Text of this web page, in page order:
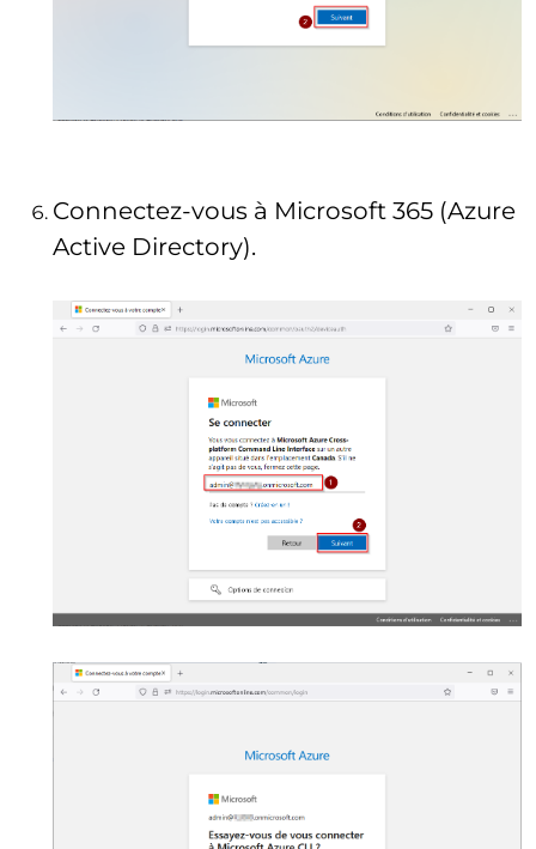
Connectez-vous à Microsoft 365 (Azure
Active Directory).